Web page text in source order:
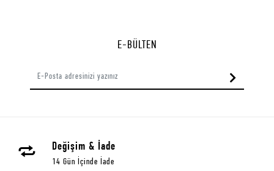
E-BÜLTEN
Değişim & İade
14 Gün İçinde İade